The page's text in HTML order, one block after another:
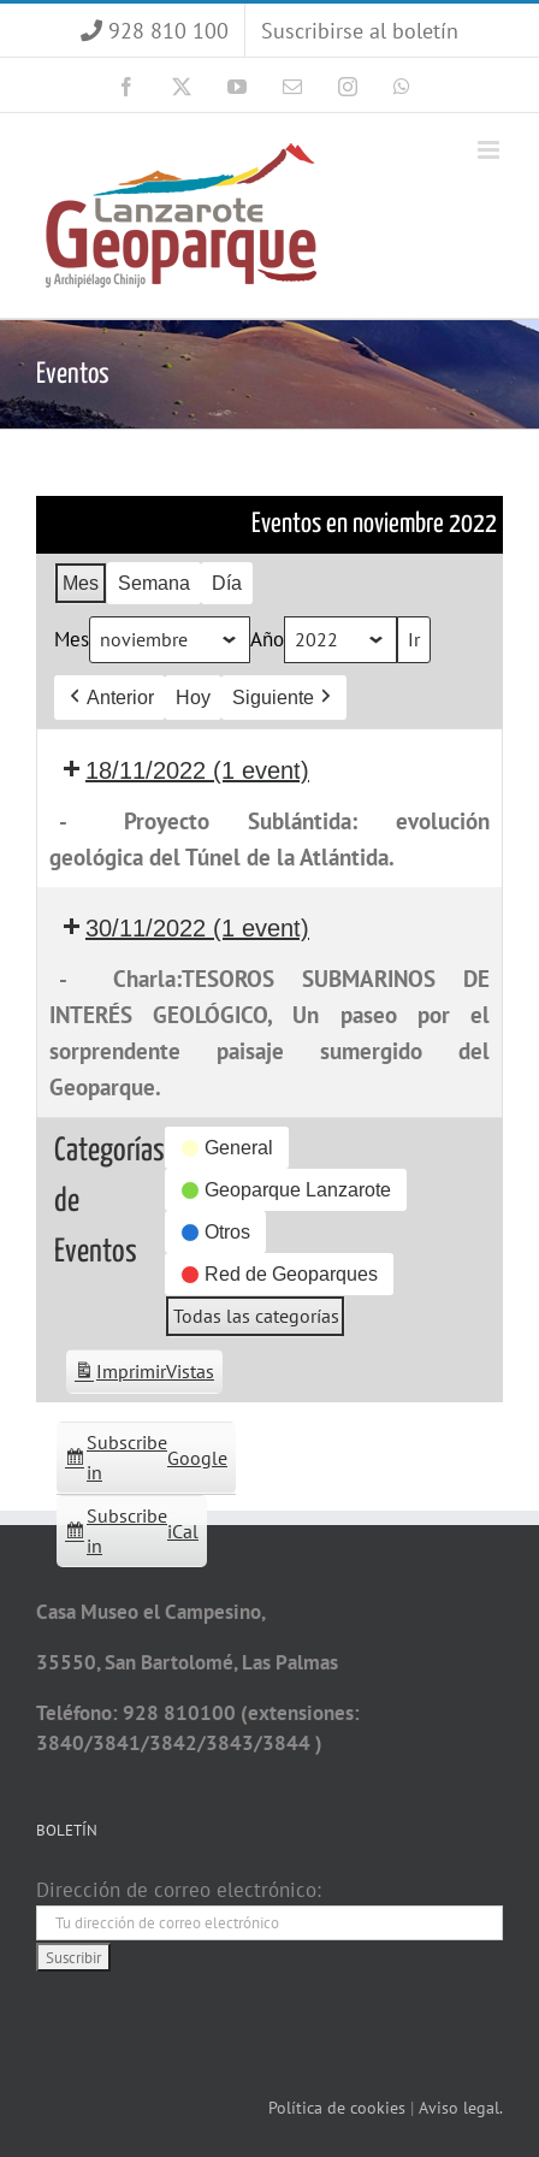
928 810 100 Suscribirse al boletín
Facebook YouTubeCorreoInstagram
Eventos
Eventos en noviembre 2022
Mes Semana Día
Mes Año
Anterior Hoy Siguiente
18/11/2022 (1 event)
-
Proyecto Sublántida: evolución
geológica del Túnel de la Atlántida.
30/11/2022 (1 event)
-
Charla:TESOROS SUBMARINOS DE
INTERÉS GEOLÓGICO, Un paseo por el
sorprendente paisaje sumergido del
Geoparque.
Categorías
de
Eventos
General
Geoparque Lanzarote
Otros
Red de Geoparques
Todas las categorías
Subscribe
in
Google
Subscribe
in
iCal
ImprimirVistas
Casa Museo el Campesino,
35550, San Bartolomé, Las Palmas
Teléfono: 928 810100 (extensiones:
3840/3841/3842/3843/3844 )
BOLETÍN
Dirección de correo electrónico:
Política de cookies | Aviso legal.